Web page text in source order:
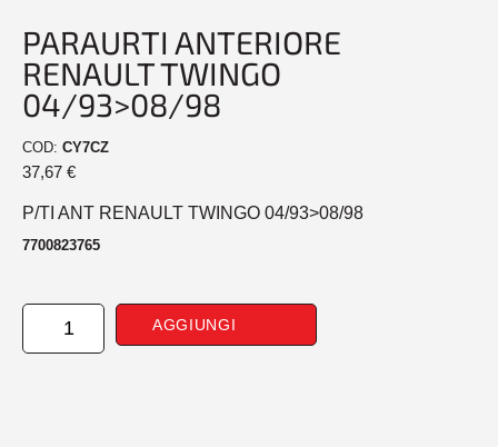
PARAURTI ANTERIORE
RENAULT TWINGO
04/93>08/98
COD: CY7CZ
37,67 €
P/TI ANT RENAULT TWINGO 04/93>08/98
7700823765
PARAURTI
ANTERIORE
AGGIUNGI